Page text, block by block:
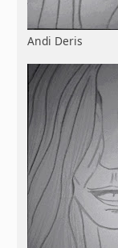
Andi Deris